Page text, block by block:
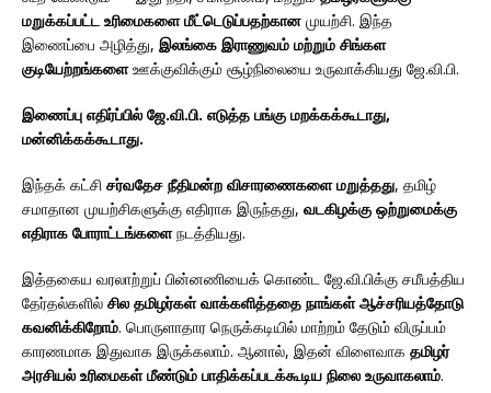
மறுக்கப்பட்ட உரிமைகளை மீட்டெடுப்பதற்கான முயற்சி. இந்த
இணைப்பை அழித்து, இலங்கை இராணுவம் மற்றும் சிங்கள
குடியேற்றங்களைஊக்குவிக்கும் சூழ்நிலையை உருவாக்கியது ஜே.வி.பி.
இணைப்பு எதிர்ப்பில் ஜே.வி.பி. எடுத்த பங்கு மறக்கக்கூடாது,
மன்னிக்கக்கூடாது.
இந்தக் கட்சி சர்வதேச நீதிமன்ற விசாரணைகளை மறுத்தது, தமிழ்
சமாதான முயற்சிகளுக்கு எதிராக இருந்தது, வடகிழக்கு ஒற்றுமைக்கு
எதிராக போராட்டங்களைநடத்தியது.
இத்தகைய வரலாற்றுப் பின்னணியைக் கொண்ட ஜே.வி.பிக்கு சமீபத்திய
தேர்தல்களில் சில தமிழர்கள் வாக்களித்ததை நாங்கள் ஆச்சரியத்தோடு
கவனிக்கிறோம். பொருளாதார நெருக்கடியில் மாற்றம் தேடும் விருப்பம்
காரணமாக இதுவாக இருக்கலாம். ஆனால், இதன் விளைவாக தமிழர்
அரசியல் உரிமைகள் மீண்டும் பாதிக்கப்படக்கூடிய நிலை உருவாகலாம்.